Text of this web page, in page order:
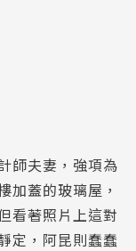
師夫妻，強項為
加蓋的玻璃屋，
看著照片上這對
定，阿昆則蠢蠢